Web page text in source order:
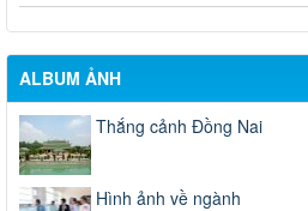
ALBUM ẢNH
Thắng cảnh Đồng Nai
Hình ảnh về ngành